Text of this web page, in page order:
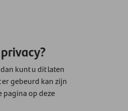
kunt u dit laten
gebeurd kan zijn
pagina op deze